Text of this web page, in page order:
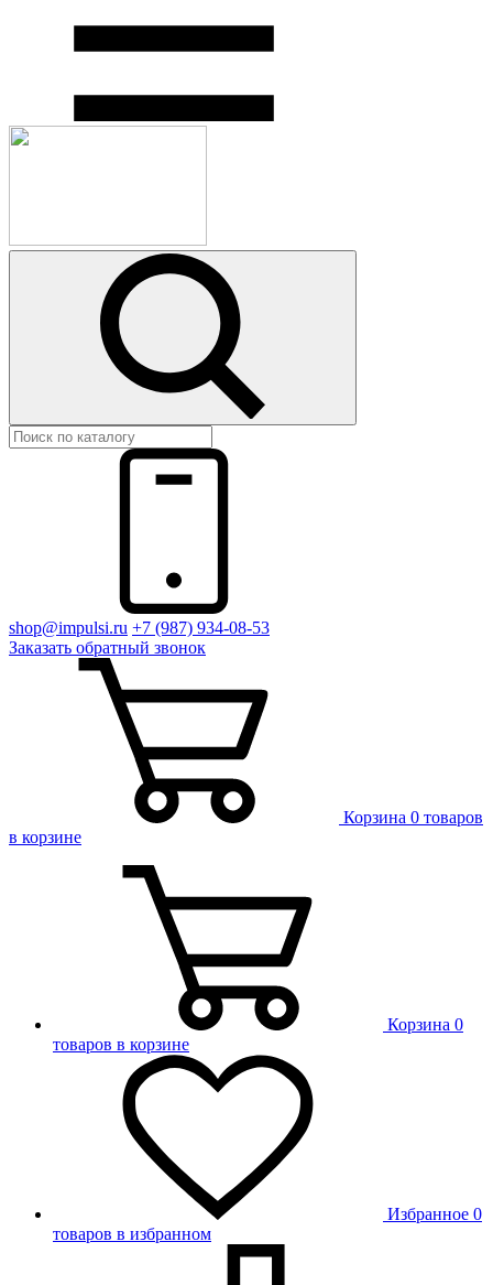
shop@impulsi.ru +7 (987) 934-08-53
Заказать обратный звонок
Корзина 0 товаров
в корзине
Корзина 0
товаров в корзине
Избранное 0
товаров в избранном